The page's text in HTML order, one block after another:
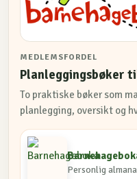
MEDLEMSFORDEL
Planleggingsbøker
To praktiske bøker som
planlegging, oversikt og
Personlig